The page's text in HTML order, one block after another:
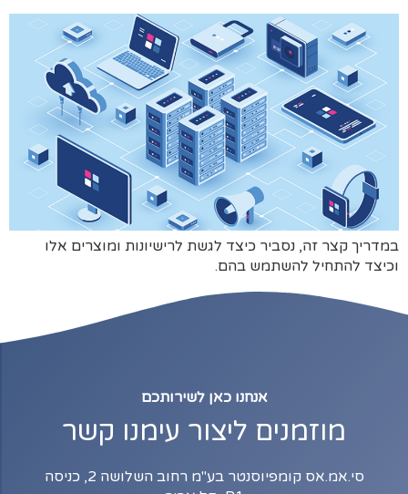
במדריך קצר זה, נסביר כיצד לגשת לרישיונות ומוצרים אלו
וכיצד להתחיל להשתמש בהם.
אנחנו כאן לשירותכם
מוזמנים ליצור עימנו קשר
סי.אמ.אס קומפיוסנטר בע"מ רחוב השלושה 2, כניסה